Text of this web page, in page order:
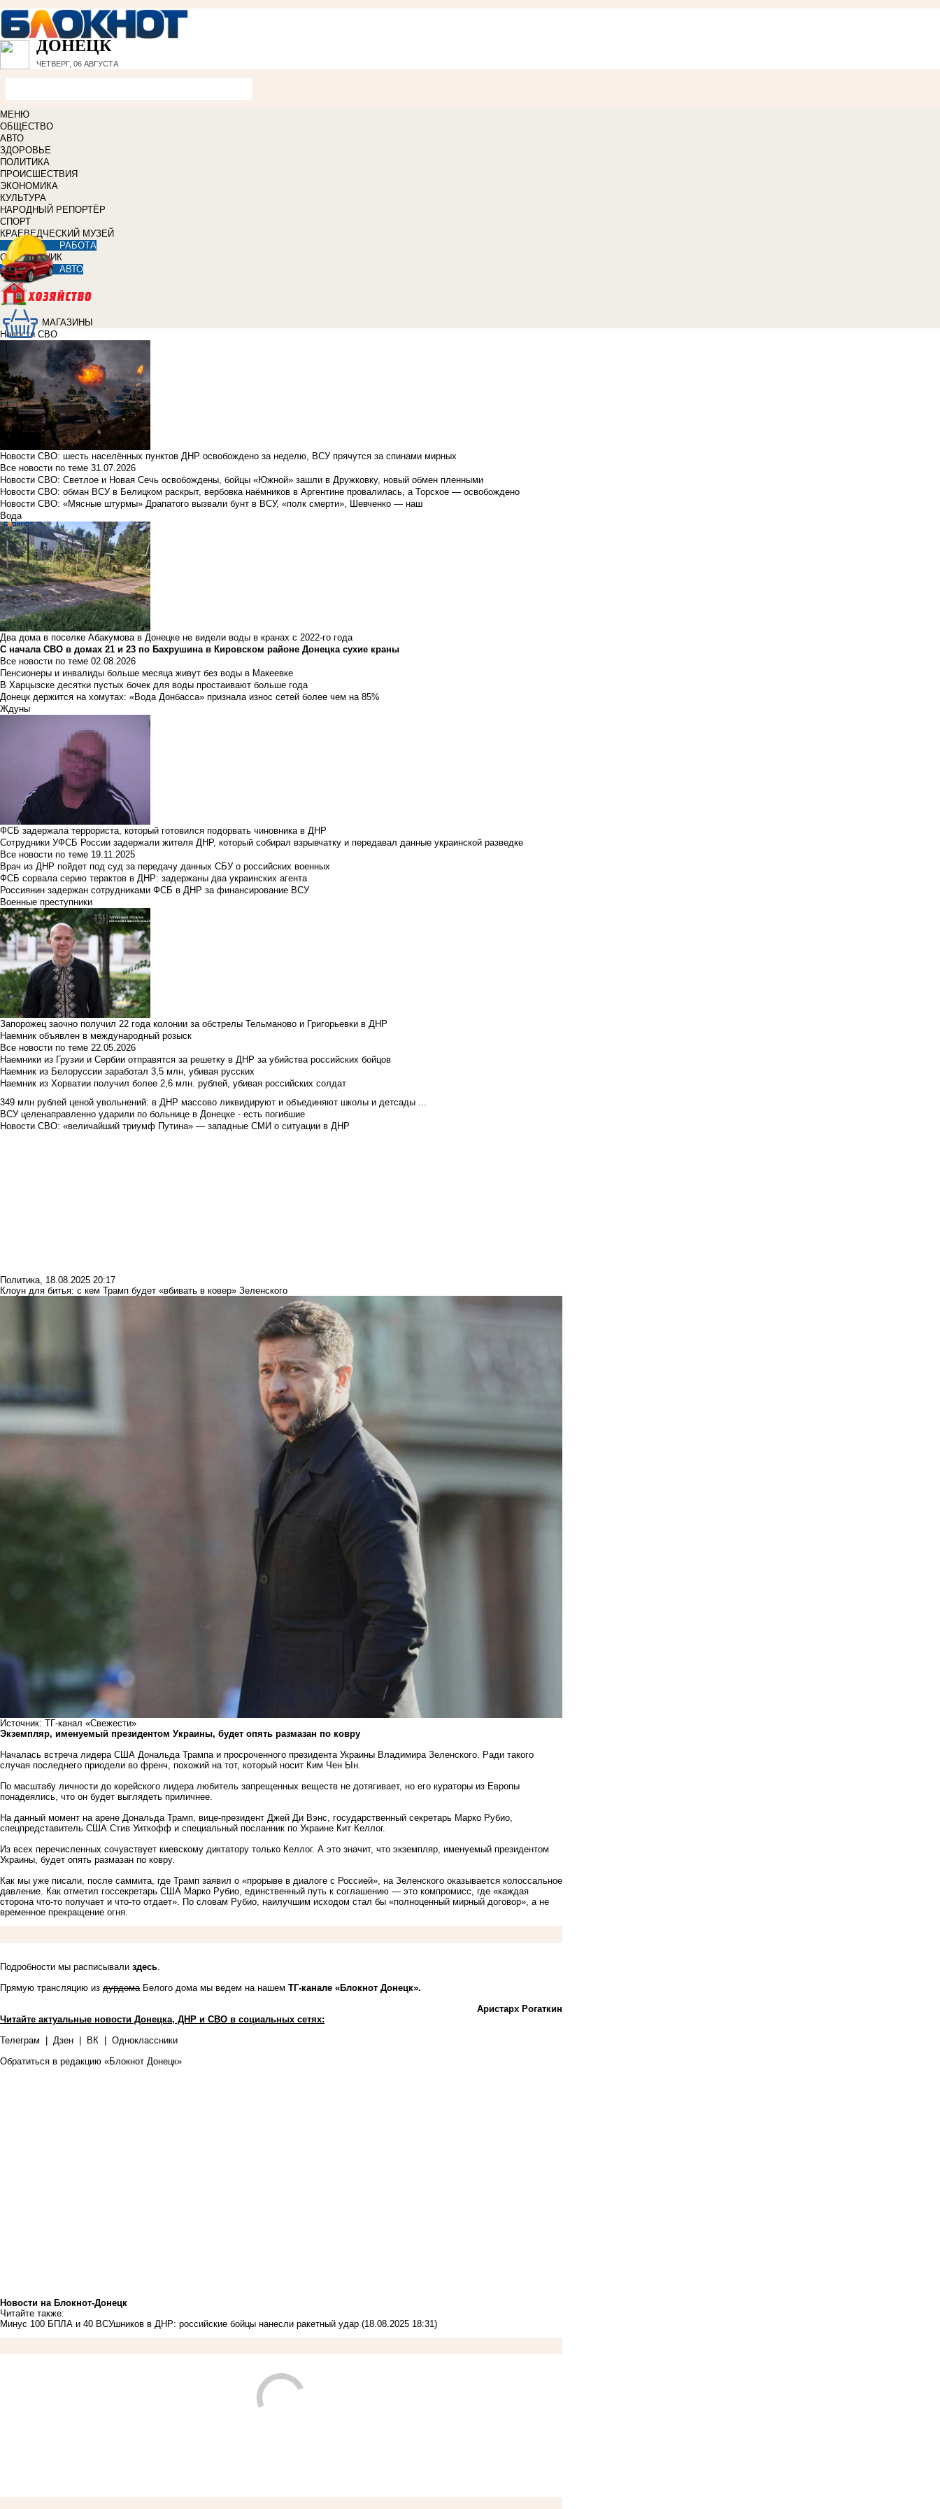
ДОНЕЦК
ЧЕТВЕРГ, 06 АВГУСТА
МЕНЮ
ОБЩЕСТВО
АВТО
ЗДОРОВЬЕ
ПОЛИТИКА
ПРОИСШЕСТВИЯ
ЭКОНОМИКА
КУЛЬТУРА
НАРОДНЫЙ РЕПОРТЁР
СПОРТ
КРАЕВЕДЧЕСКИЙ МУЗЕЙ
РАБОТА
СПРАВОЧНИК
АВТО
МАГАЗИНЫ
Новости СВО
Новости СВО: шесть населённых пунктов ДНР освобождено за неделю, ВСУ прячутся за спинами мирных
Все новости по теме 31.07.2026
Новости СВО: Светлое и Новая Сечь освобождены, бойцы «Южной» зашли в Дружковку, новый обмен пленными
Новости СВО: обман ВСУ в Белицком раскрыт, вербовка наёмников в Аргентине провалилась, а Торское — освобождено
Новости СВО: «Мясные штурмы» Драпатого вызвали бунт в ВСУ, «полк смерти», Шевченко — наш
Вода
Два дома в поселке Абакумова в Донецке не видели воды в кранах с 2022-го года
С начала СВО в домах 21 и 23 по Бахрушина в Кировском районе Донецка сухие краны
Все новости по теме 02.08.2026
Пенсионеры и инвалиды больше месяца живут без воды в Макеевке
В Харцызске десятки пустых бочек для воды простаивают больше года
Донецк держится на хомутах: «Вода Донбасса» признала износ сетей более чем на 85%
Ждуны
ФСБ задержала террориста, который готовился подорвать чиновника в ДНР
Сотрудники УФСБ России задержали жителя ДНР, который собирал взрывчатку и передавал данные украинской разведке
Все новости по теме 19.11.2025
Врач из ДНР пойдет под суд за передачу данных СБУ о российских военных
ФСБ сорвала серию терактов в ДНР: задержаны два украинских агента
Россиянин задержан сотрудниками ФСБ в ДНР за финансирование ВСУ
Военные преступники
Запорожец заочно получил 22 года колонии за обстрелы Тельманово и Григорьевки в ДНР
Наемник объявлен в международный розыск
Все новости по теме 22.05.2026
Наемники из Грузии и Сербии отправятся за решетку в ДНР за убийства российских бойцов
Наемник из Белоруссии заработал 3,5 млн, убивая русских
Наемник из Хорватии получил более 2,6 млн. рублей, убивая российских солдат
349 млн рублей ценой увольнений: в ДНР массово ликвидируют и объединяют школы и детсады ...
ВСУ целенаправленно ударили по больнице в Донецке - есть погибшие
Новости СВО: «величайший триумф Путина» — западные СМИ о ситуации в ДНР
Политика 18.08.2025 20:17
Клоун для битья: с кем Трамп будет «вбивать в ковер» Зеленского
Источник: ТГ-канал «Свежести»
Экземпляр, именуемый президентом Украины, будет опять размазан по ковру
Началась встреча лидера США Дональда Трампа и просроченного президента Украины Владимира Зеленского. Ради такого
случая последнего приодели во френч, похожий на тот, который носит Ким Чен Ын.
По масштабу личности до корейского лидера любитель запрещенных веществ не дотягивает, но его кураторы из Европы
понадеялись, что он будет выглядеть приличнее.
На данный момент на арене Дональда Трамп, вице-президент Джей Ди Вэнс, государственный секретарь Марко Рубио,
спецпредставитель США Стив Уиткофф и специальный посланник по Украине Кит Келлог.
Из всех перечисленных сочувствует киевскому диктатору только Келлог. А это значит, что экземпляр, именуемый президентом
Украины, будет опять размазан по ковру.
Как мы уже писали, после саммита, где Трамп заявил о «прорыве в диалоге с Россией», на Зеленского оказывается колоссальное
давление. Как отметил госсекретарь США Марко Рубио, единственный путь к соглашению — это компромисс, где «каждая
сторона что-то получает и что-то отдает». По словам Рубио, наилучшим исходом стал бы «полноценный мирный договор», а не
временное прекращение огня.
Подробности мы расписывали здесь.
Прямую трансляцию из дурдомаБелого дома мы ведем на нашем ТГ-канале «Блокнот Донецк».
Аристарх Рогаткин
Читайте актуальные новости Донецка, ДНР и СВО в социальных сетях:
Телеграм
Дзен ВК
Одноклассники
Обратиться в редакцию «Блокнот Донецк»
Новости на Блoкнoт-Донецк
Читайте также:
Минус 100 БПЛА и 40 ВСУшников в ДНР: российские бойцы нанесли ракетный удар (18.08.2025 18:31)